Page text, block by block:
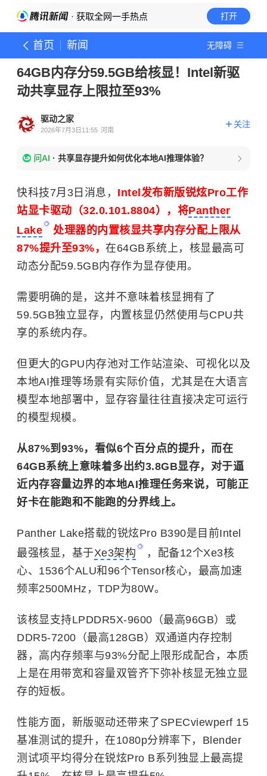
· 获取全网一手热点 打开
首页 新闻 无障碍
64GB内存分59.5GB给核显！Intel新驱
动共享显存上限拉至93%
驱动之家
2026年7月3日11:55 河南
关注
问AI · 共享显存提升如何优化本地AI推理体验？
快科技7月3日消息， Intel发布新版锐炫Pro工作
站显卡驱动（32.0.101.8804），将Panther
Lake
处理器的内置核显共享内存分配上限从
87%提升至93%， 在64GB系统上，核显最高可
动态分配59.5GB内存作为显存使用。
需要明确的是，这并不意味着核显拥有了
59.5GB独立显存，内置核显仍然使用与CPU共
享的系统内存。
但更大的GPU内存池对工作站渲染、可视化以及
本地AI推理等场景有实际价值，尤其是在大语言
模型本地部署中，显存容量往往直接决定可运行
的模型规模。
从87%到93%，看似6个百分点的提升，而在
64GB系统上意味着多出约3.8GB显存，对于逼
近内存容量边界的本地AI推理任务来说，可能正
好卡在能跑和不能跑的分界线上。
Panther Lake搭载的锐炫Pro B390是目前Intel
最强核显，基于Xe3架构
，配备12个Xe3核
心、1536个ALU和96个Tensor核心，最高加速
频率2500MHz，TDP为80W。
该核显支持LPDDR5X-9600（最高96GB）或
DDR5-7200（最高128GB）双通道内存控制
器，高内存频率与93%分配上限形成配合，本质
上是在用带宽和容量双管齐下弥补核显无独立显
存的短板。
性能方面，新版驱动还带来了SPECviewperf 15
基准测试的提升，在1080p分辨率下，Blender
测试项平均得分在锐炫Pro B系列独显上最高提